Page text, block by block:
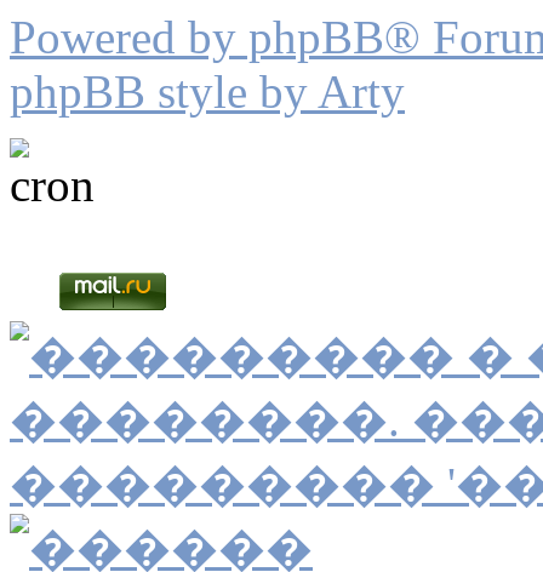
Powered by phpBB®
phpBB style by Arty